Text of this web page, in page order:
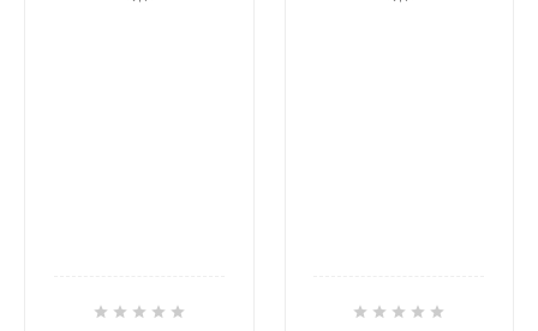
         